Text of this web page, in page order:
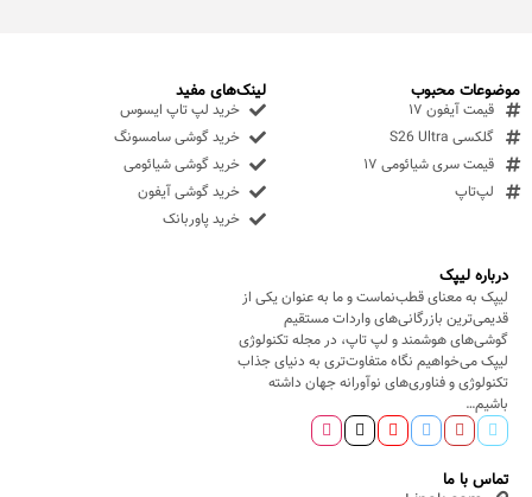
درباره لیپک
لیپک به معنای قطب‌نماست و ما به عنوان یکی از
قدیمی‌ترین بازرگانی‌های واردات مستقیم
گوشی‌های هوشمند و لپ تاپ، در مجله تکنولوژی
لیپک می‌خواهیم نگاه متفاوت‌تری به دنیای جذاب
تکنولوژی و فناوری‌های نوآورانه جهان داشته
باشیم…
تماس با ما
موضوعات محبوب
قیمت آیفون ۱۷
گلکسی S26 Ultra
قیمت سری شیائومی ۱۷
لپ‌تاپ
لینک‌های مفید
خرید لپ تاپ ایسوس
خرید گوشی سامسونگ
خرید گوشی شیائومی
خرید گوشی آیفون
خرید پاوربانک